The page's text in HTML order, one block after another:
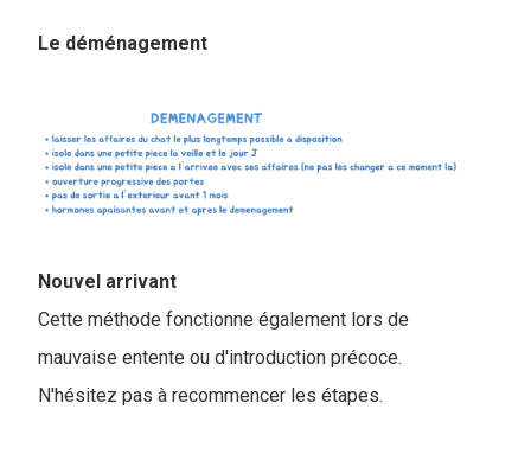
Le déménagement
Nouvel arrivant
Cette méthode fonctionne également lors de
mauvaise entente ou d'introduction précoce.
N'hésitez pas à recommencer les étapes.